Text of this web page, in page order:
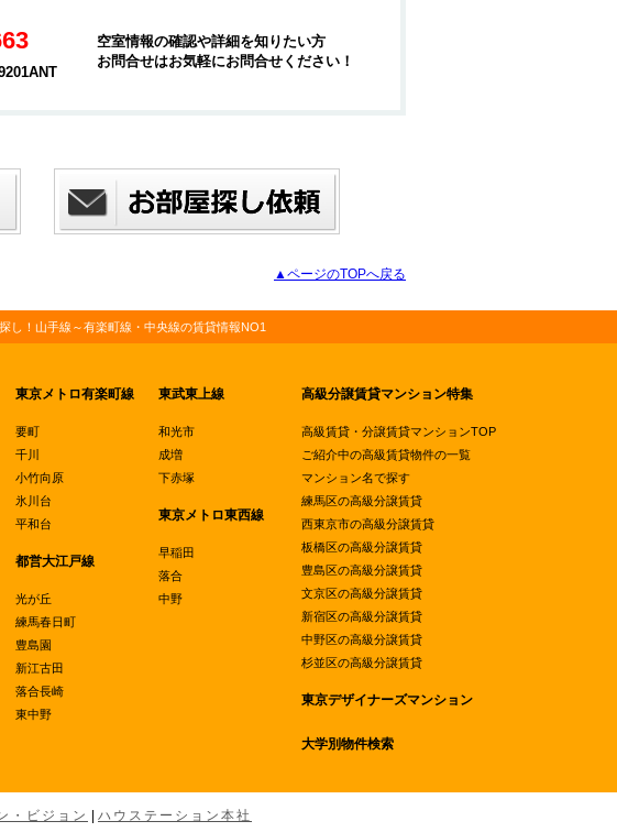
空室情報の確認や詳細を知りたい方
お問合せはお気軽にお問合せください！
▲ページのTOPへ戻る
！山手線～有楽町線・中央線の賃貸情報NO1
東京メトロ有楽町線
要町
千川
小竹向原
氷川台
平和台
都営大江戸線
光が丘
練馬春日町
豊島園
新江古田
落合長崎
東中野
東武東上線
和光市
成増
下赤塚
東京メトロ東西線
早稲田
落合
中野
高級分譲賃貸マンション特集
高級賃貸・分譲賃貸マンションTOP
ご紹介中の高級賃貸物件の一覧
マンション名で探す
練馬区の高級分譲賃貸
西東京市の高級分譲賃貸
板橋区の高級分譲賃貸
豊島区の高級分譲賃貸
文京区の高級分譲賃貸
新宿区の高級分譲賃貸
中野区の高級分譲賃貸
杉並区の高級分譲賃貸
東京デザイナーズマンション
大学別物件検索
・ビジョン ハウステーション本社